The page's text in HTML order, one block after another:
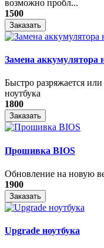
возможно пробл...
1500
Заказать
Замена аккумулятора
Быстро разряжается
ноутбука
1800
Заказать
Прошивка BIOS
Обновление на новую
1900
Заказать
Upgrade ноутбука